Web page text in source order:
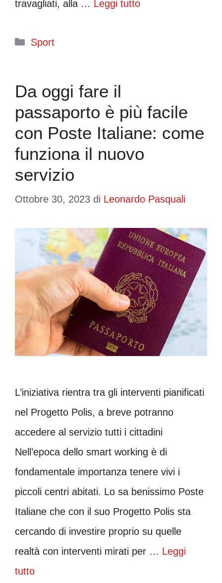
travagliati, alla … Leggi tutto
Categorie
Sport
Da oggi fare il
passaporto è più facile
con Poste Italiane: come
funziona il nuovo
servizio
Ottobre 30, 2023 di Leonardo Pasquali
L’iniziativa rientra tra gli interventi pianificati
nel Progetto Polis, a breve potranno
accedere al servizio tutti i cittadini
Nell’epoca dello smart working è di
fondamentale importanza tenere vivi i
piccoli centri abitati. Lo sa benissimo Poste
Italiane che con il suo Progetto Polis sta
cercando di investire proprio su quelle
realtà con interventi mirati per … Leggi
tutto